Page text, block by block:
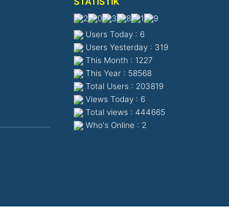
Users Today : 6
Users Yesterday : 319
This Month : 1227
This Year : 58568
Total Users : 203819
Views Today : 6
Total views : 444665
Who's Online : 2